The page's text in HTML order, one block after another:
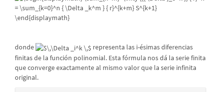
donde
representa las i-ésimas diferencias
finitas de la función polinomial. Esta fórmula nos dá la serie finita
que converge exactamente al mismo valor que la serie infinita
original.